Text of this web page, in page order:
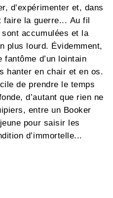
d’expérimenter et, dans
faire la guerre... Au fil
accumulées et la
plus lourd. Évidemment,
fantôme d’un lointain
hanter en chair et en os.
de prendre le temps
d’autant que rien ne
entre un Booker
pour saisir les
d’immortelle...